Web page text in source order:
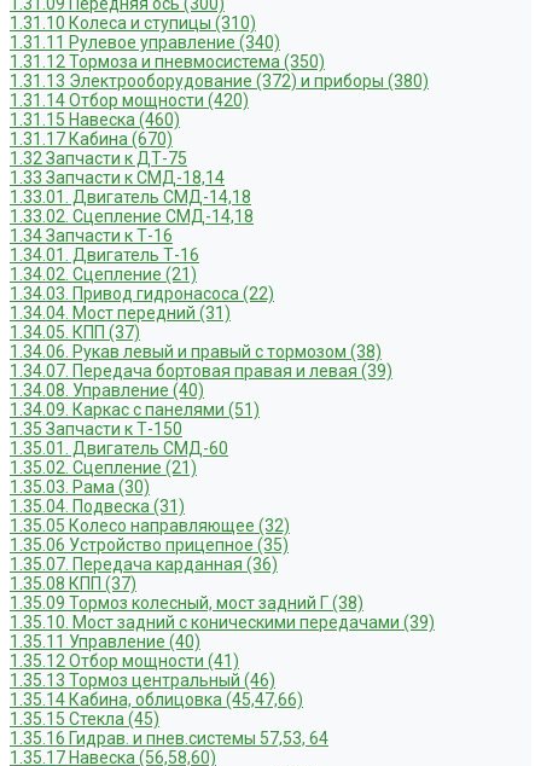
1.31.10 Колеса и ступицы (310)
1.31.11 Рулевое управление (340)
1.31.12 Тормоза и пневмосистема (350)
1.31.13 Электрооборудование (372) и приборы (380)
1.31.14 Отбор мощности (420)
1.31.15 Навеска (460)
1.31.17 Кабина (670)
1.32 Запчасти к ДТ-75
1.33 Запчасти к СМД-18,14
1.33.01. Двигатель СМД-14,18
1.33.02. Сцепление СМД-14,18
1.34 Запчасти к Т-16
1.34.01. Двигатель Т-16
1.34.02. Сцепление (21)
1.34.03. Привод гидронасоса (22)
1.34.04. Мост передний (31)
1.34.05. КПП (37)
1.34.06. Рукав левый и правый с тормозом (38)
1.34.07. Передача бортовая правая и левая (39)
1.34.08. Управление (40)
1.34.09. Каркас с панелями (51)
1.35 Запчасти к Т-150
1.35.01. Двигатель СМД-60
1.35.02. Сцепление (21)
1.35.03. Рама (30)
1.35.04. Подвеска (31)
1.35.05 Колесо направляющее (32)
1.35.06 Устройство прицепное (35)
1.35.07. Передача карданная (36)
1.35.08 КПП (37)
1.35.09 Тормоз колесный, мост задний Г (38)
1.35.10. Мост задний с коническими передачами (39)
1.35.11 Управление (40)
1.35.12 Отбор мощности (41)
1.35.13 Тормоз центральный (46)
1.35.14 Кабина, облицовка (45,47,66)
1.35.15 Стекла (45)
1.35.16 Гидрав. и пнев.системы 57,53, 64
1.35.17 Навеска (56,58,60)